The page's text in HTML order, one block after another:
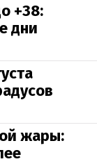
+38:
дни
жары: